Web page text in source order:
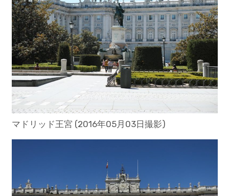
マドリッド王宮 (2016年05月03日撮影)